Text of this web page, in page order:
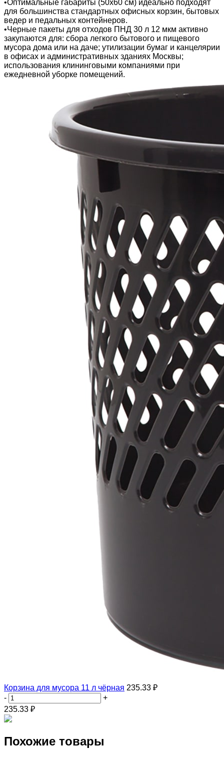
•Оптимальные габариты (50х60 см) идеально подходят
для большинства стандартных офисных корзин, бытовых
ведер и педальных контейнеров.
•Черные пакеты для отходов ПНД 30 л 12 мкм активно
закупаются для: сбора легкого бытового и пищевого
мусора дома или на даче; утилизации бумаг и канцелярии
в офисах и административных зданиях Москвы;
использования клининговыми компаниями при
ежедневной уборке помещений.
Корзина для мусора 11 л чёрная 235.33 ₽
-
+
235.33 ₽
Похожие товары